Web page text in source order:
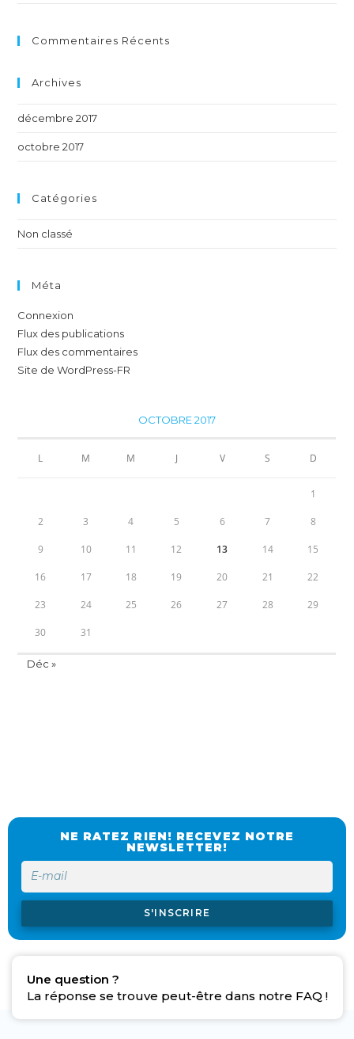
Commentaires Récents
Archives
décembre 2017
octobre 2017
Catégories
Non classé
Méta
Connexion
Flux des publications
Flux des commentaires
Site de WordPress-FR
OCTOBRE 2017
L M M J V S D
1
2 3 4 5 6 7 8
9 10 11 12 13 14 15
16 17 18 19 20 21 22
23 24 25 26 27 28 29
30 31
Déc »
NE RATEZ RIEN! RECEVEZ NOTRE
NEWSLETTER!
S'INSCRIRE
Une question ?
La réponse se trouve peut-être dans notre FAQ !